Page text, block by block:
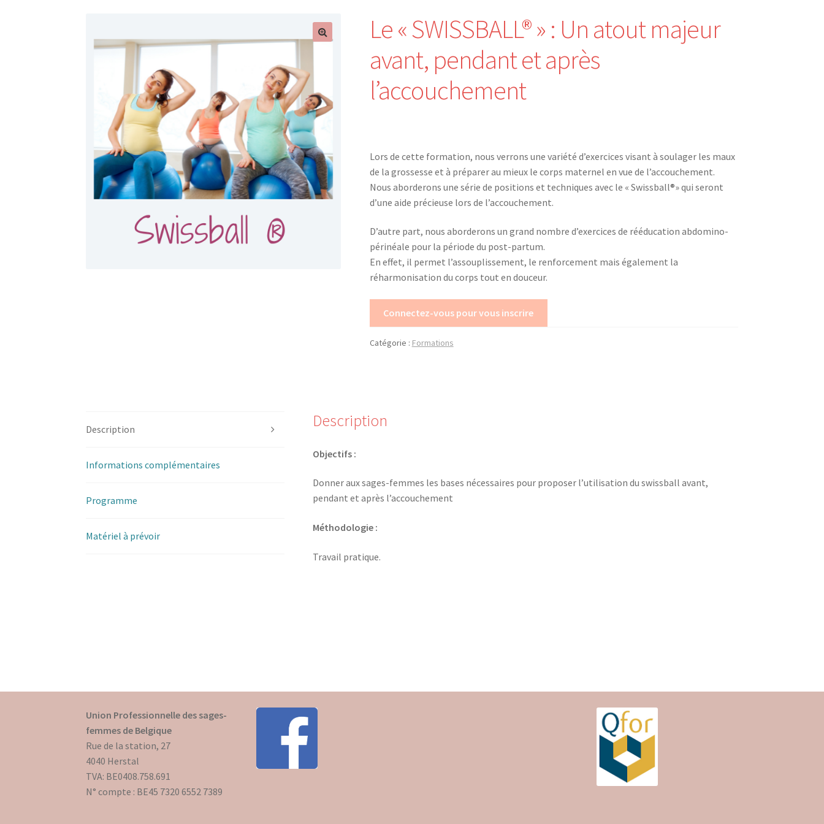
Le « SWISSBALL® » : Un atout majeur
avant, pendant et après
l’accouchement
Lors de cette formation, nous verrons une variété d’exercices visant à soulager les maux
de la grossesse et à préparer au mieux le corps maternel en vue de l’accouchement.
Nous aborderons une série de positions et techniques avec le « Swissball®» qui seront
d’une aide précieuse lors de l’accouchement.
D’autre part, nous aborderons un grand nombre d’exercices de rééducation abdomino-
périnéale pour la période du post-partum.
En effet, il permet l’assouplissement, le renforcement mais également la
réharmonisation du corps tout en douceur.
Connectez-vous pour vous inscrire
Catégorie : Formations
Description
Informations complémentaires
Programme
Matériel à prévoir
Description
Objectifs :
Donner aux sages-femmes les bases nécessaires pour proposer l’utilisation du swissball avant,
pendant et après l’accouchement
Méthodologie :
Travail pratique.
Union Professionnelle des sages-
femmes de Belgique
Rue de la station, 27
4040 Herstal
TVA: BE0408.758.691
N° compte : BE45 7320 6552 7389